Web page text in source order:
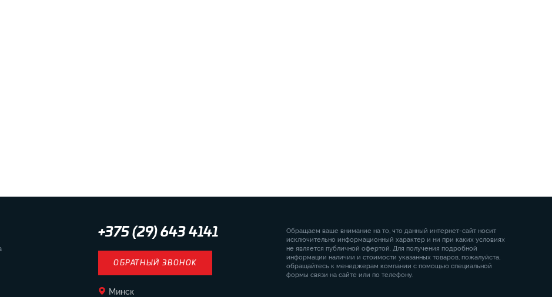
+375 (29) 643 4141
ОБРАТНЫЙ ЗВОНОК
Минск
Обращаем ваше внимание на то, что данный интернет-сайт носит
исключительно информационный характер и ни при каких условиях
не является публичной офертой. Для получения подробной
информации наличии и стоимости указанных товаров, пожалуйста,
обращайтесь к менеджерам компании с помощью специальной
формы связи на сайте или по телефону.